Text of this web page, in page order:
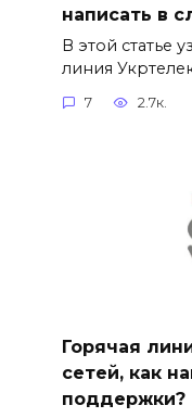
написать в
В этой статье
линия
7 2.7к.
Горячая
сетей, как
поддержки?